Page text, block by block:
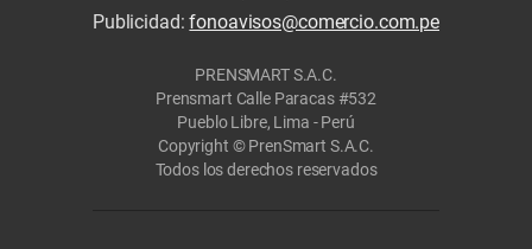
Publicidad:fonoavisos@comercio.com.pe
PRENSMART S.A.C.
Prensmart Calle Paracas #532
Pueblo Libre, Lima - Perú
Copyright © PrenSmart S.A.C.
Todos los derechos reservados